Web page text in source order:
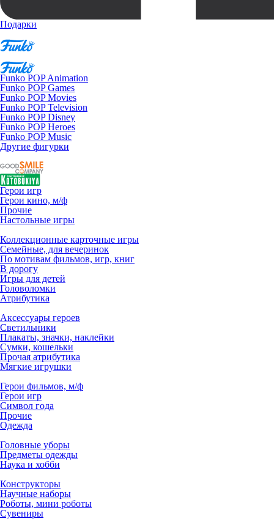
Подарки
Funko POP Animation
Funko POP Games
Funko POP Movies
Funko POP Television
Funko POP Disney
Funko POP Heroes
Funko POP Music
Другие фигурки
Герои игр
Герои кино, м/ф
Прочие
Настольные игры
Коллекционные карточные игры
Семейные, для вечеринок
По мотивам фильмов, игр, книг
В дорогу
Игры для детей
Головоломки
Атрибутика
Аксессуары героев
Светильники
Плакаты, значки, наклейки
Сумки, кошельки
Прочая атрибутика
Мягкие игрушки
Герои фильмов, м/ф
Герои игр
Символ года
Прочие
Одежда
Головные уборы
Предметы одежды
Наука и хобби
Конструкторы
Научные наборы
Роботы, мини роботы
Сувениры